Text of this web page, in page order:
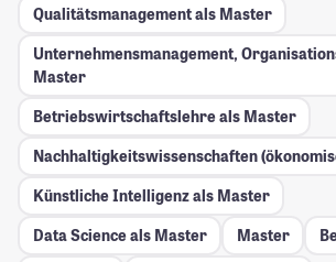
Qualitätsmanagement als Master
Unternehmensmanagement,
Master
Betriebswirtschaftslehre als Master
Nachhaltigkeitswissenschaften
Künstliche Intelligenz als Master
Data Science als Master
Master